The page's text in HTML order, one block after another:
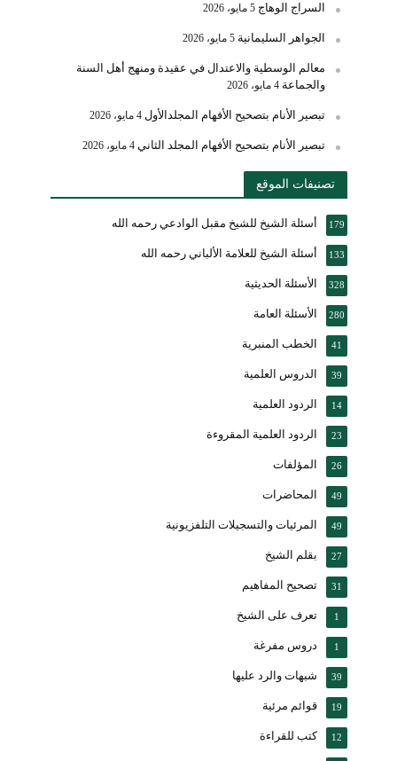
السراج الوهاج 5 مايو، 2026
الجواهر السليمانية 5 مايو، 2026
معالم الوسطية والاعتدال في عقيدة ومنهج أهل السنة
والجماعة 4 مايو، 2026
تبصير الأنام بتصحيح الأفهام المجلدالأول 4 مايو، 2026
تبصير الأنام بتصحيح الأفهام المجلد الثاني 4 مايو، 2026
تصنيفات الموقع
أسئلة الشيخ للشيخ مقبل الوادعي رحمه الله 179
أسئلة الشيخ للعلامة الألباني رحمه الله 133
الأسئلة الحديثية 328
الأسئلة العامة 280
الخطب المنبرية 41
الدروس العلمية 39
الردود العلمية 14
الردود العلمية المقروءة 23
المؤلفات 26
المحاضرات 49
المرئيات والتسجيلات التلفزيونية 49
بقلم الشيخ 27
تصحيح المفاهيم 31
تعرف على الشيخ 1
دروس مفرغة 1
شبهات والرد عليها 39
قوائم مرئية 19
كتب للقراءة 12